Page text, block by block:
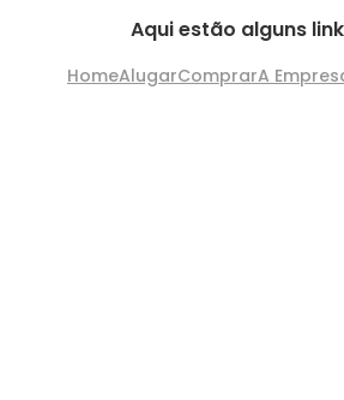
Aqui estão alguns
HomeAlugarComprarA